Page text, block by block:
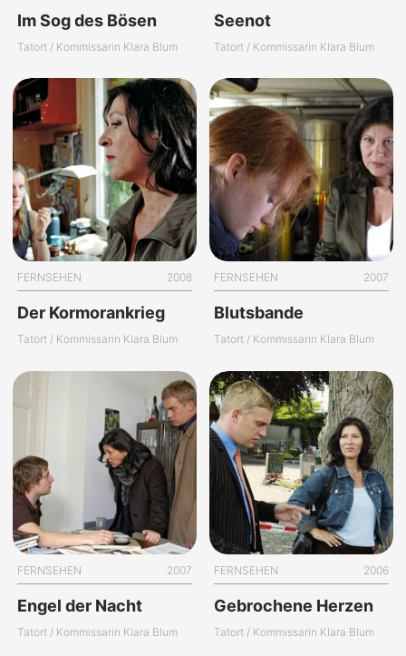
Im Sog des Bösen
Tatort / Kommissarin Klara Blum
Seenot
Tatort / Kommissarin Klara Blum
FERNSEHEN 2008
Der Kormorankrieg
Tatort / Kommissarin Klara Blum
FERNSEHEN 2007
Blutsbande
Tatort / Kommissarin Klara Blum
FERNSEHEN 2007
Engel der Nacht
Tatort / Kommissarin Klara Blum
FERNSEHEN 2006
Gebrochene Herzen
Tatort / Kommissarin Klara Blum